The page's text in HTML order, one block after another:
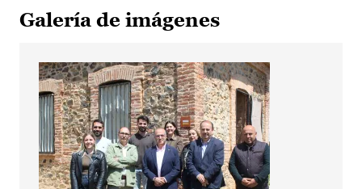
Galería de imágenes